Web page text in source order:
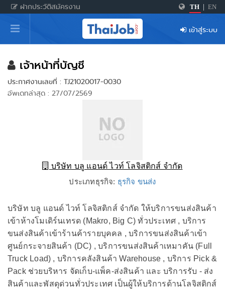
ฝากประวัติสมัครงาน TH EN
หน้าหลัก
ผู้สมัครงาน: เข้าสู่ระบบ
ฝากประวัติสมัครงาน
เกร็ดความรู้
เข้าสู่ระบบ
เจ้าหน้าที่บัญชี
ประกาศงานเลขที่ : TJ21020017-0030
อัพเดทล่าสุด : 27/07/2569
บริษัท บลู แอนด์ ไวท์ โลจิสติกส์ จำกัด
ประเภทธุรกิจ: ธุรกิจ ขนส่ง
บริษัท บลู แอนด์ ไวท์ โลจิสติกส์ จำกัด ให้บริการขนส่งสินค้า
เข้าห้างโมเดิร์นเทรด (Makro, Big C) ทั่วประเทศ , บริการ
ขนส่งสินค้าเข้าร้านค้ารายบุคคล , บริการขนส่งสินค้าเข้า
ศูนย์กระจายสินค้า (DC) , บริการขนส่งสินค้าเหมาคัน (Full
Truck Load) , บริการคลังสินค้า Warehouse , บริการ Pick &
Pack ช่วยบริหาร จัดเก็บ-แพ็ค-ส่งสินค้า และ บริการรับ - ส่ง
สินค้าและพัสดุด่วนทั่วประเทศ เป็นผู้ให้บริการด้านโลจิสติกส์